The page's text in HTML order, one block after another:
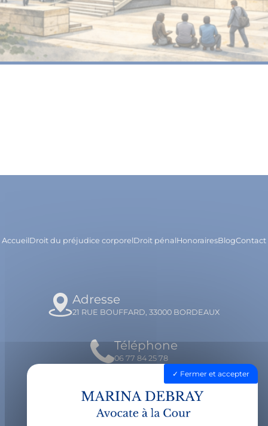
AccueilDroit du préjudice corporelDroit pénalHonorairesBlogContact
Adresse
21 RUE BOUFFARD, 33000 BORDEAUX
Téléphone
06 77 84 25 78
Email
contact@avocatdebray.fr
Fermer et accepter